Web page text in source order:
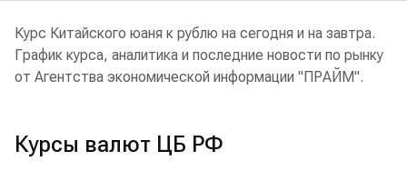
Курс Китайского юаня к рублю на сегодня и на завтра.
График курса, аналитика и последние новости по рынку
от Агентства экономической информации "ПРАЙМ".
Курсы валют ЦБ РФ